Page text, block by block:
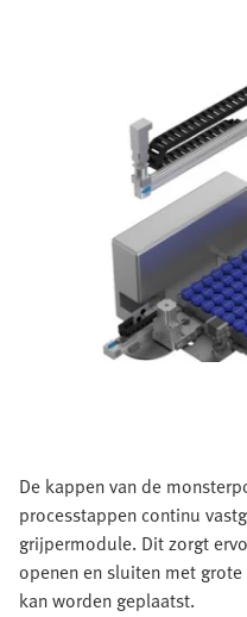
De kappen van de
processtappen continu
grijpermodule. Dit zorgt
openen en sluiten met
kan worden geplaatst.